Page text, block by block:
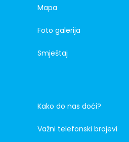
Mapa
Foto galerija
Smještaj
Kako do nas doći?
Važni telefonski brojevi